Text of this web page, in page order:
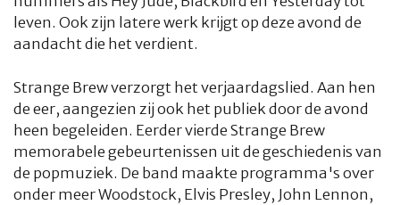
leven. Ook zijn latere werk krijgt op deze avond de
aandacht die het verdient.
Strange Brew verzorgt het verjaardagslied. Aan hen
de eer, aangezien zij ook het publiek door de avond
heen begeleiden. Eerder vierde Strange Brew
memorabele gebeurtenissen uit de geschiedenis van
de popmuziek. De band maakte programma's over
onder meer Woodstock, Elvis Presley, John Lennon,